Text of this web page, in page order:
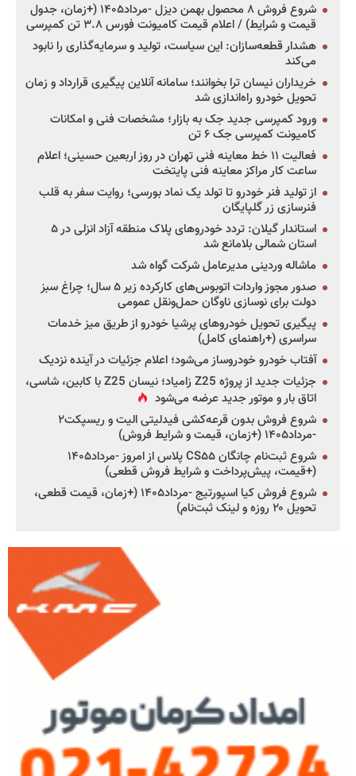
شروع فروش ۸ محصول بهمن دیزل -مرداد۱۴۰۵ (+زمان، جدول
قیمت و شرایط) / اعلام قیمت کامیونت فورس ۳.۸ تن کمپرسی
هشدار قطعه‌سازان: این سیاست، تولید و سرمایه‌گذاری را نابود
می‌کند
خریداران نیسان ترا بخوانند؛ سامانه آنلاین پیگیری قرارداد و زمان
تحویل خودرو راه‌اندازی شد
ورود کمپرسی جدید جک به بازار؛ مشخصات فنی و امکانات
کامیونت کمپرسی جک ۶ تن
فعالیت ۱۱ خط معاینه فنی تهران در روز اربعین حسینی؛ اعلام
ساعت کار مراکز معاینه فنی پایتخت
از تولید فنر خودرو تا تولد یک نماد بورسی؛ روایت سفر به قلب
فنرسازی زر گلپایگان
استاندار گیلان: تردد خودروهای پلاک منطقه آزاد انزلی در ۵
استان شمالی بلامانع شد
ماشاله وردینی مدیرعامل شرکت گواه شد
صدور مجوز واردات اتوبوس‌های کارکرده زیر ۵ سال؛ چراغ سبز
دولت برای نوسازی ناوگان حمل‌ونقل عمومی
پیگیری تحویل خودروهای پرشیا خودرو از طریق میز خدمات
سراسری (+راهنمای کامل)
آفتاب خودرو خودروساز می‌شود؛ اعلام جزئیات در آینده نزدیک
جزئیات جدید از پروژه Z25 زامیاد؛ نیسان Z25 با کابین، شاسی،
اتاق بار و موتور جدید عرضه می‌شود
شروع فروش بدون قرعه‌کشی فیدلیتی الیت و ریسپکت۲
-مرداد۱۴۰۵ (+زمان، قیمت و شرایط فروش)
شروع ثبت‌نام چانگان CS۵۵ پلاس از امروز -مرداد۱۴۰۵
(+قیمت، پیش‌پرداخت و شرایط فروش قطعی)
شروع فروش کیا اسپورتیج -مرداد۱۴۰۵ (+زمان، قیمت قطعی،
تحویل ۲۰ روزه و لینک ثبت‌نام)